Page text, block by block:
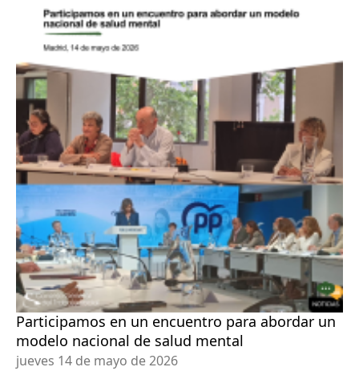
Participamos en un encuentro para abordar un
modelo nacional de salud mental
jueves 14 de mayo de 2026